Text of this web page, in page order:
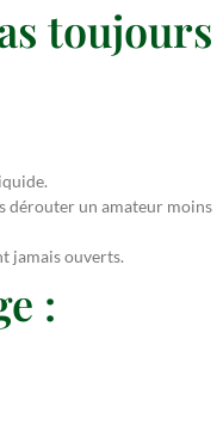
toujours
dérouter un amateur moins
jamais ouverts.
: